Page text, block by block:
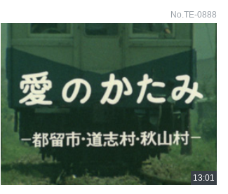
No.TE-0888